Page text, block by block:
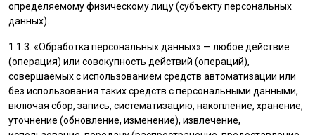
определяемому физическому лицу (субъекту персональных
данных).
1.1.3. «Обработка персональных данных» — любое действие
(операция) или совокупность действий (операций),
совершаемых с использованием средств автоматизации или
без использования таких средств с персональными данными,
включая сбор, запись, систематизацию, накопление, хранение,
уточнение (обновление, изменение), извлечение,